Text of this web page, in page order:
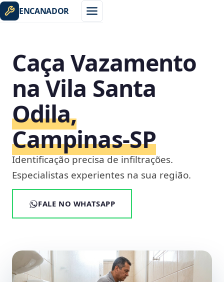
ENCANADOR
Caça Vazamento
na Vila Santa
Odila,
Campinas‑SP
Identificação precisa de infiltrações.
Especialistas experientes na sua região.
FALE NO WHATSAPP